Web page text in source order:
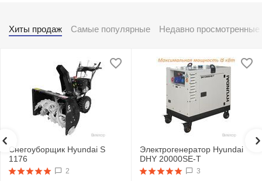
Хиты продаж Самые популярные Недавно просмотренные
Снегоуборщик Hyundai S
1176
2
Электрогенератор Hyundai
DHY 20000SE-T
3